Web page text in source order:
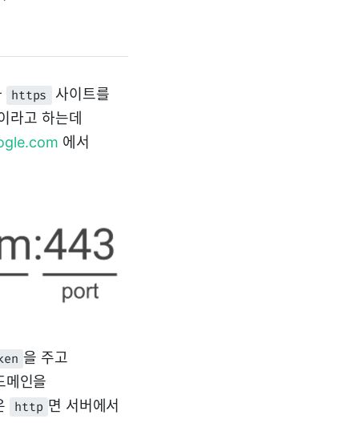
https
사이트를
라고 하는데
에서
을 주고
메인을
http 면 서버에서